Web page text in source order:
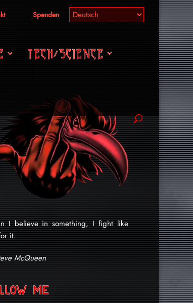
Spenden
TECH/SCIENCE
I believe in something, I fight like
it.
McQueen
me